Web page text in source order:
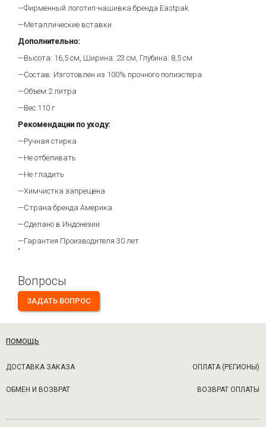
—Фирменный логотип-нашивка бренда Eastpak
—Металлические вставки
Дополнительно:
—Высота: 16,5 см, Ширина: 23 см, Глубина: 8,5 см
—Состав: Изготовлен из 100% прочного полиэстера
—Объем:2 литра
—Вес:110 г
Рекомендации по уходу:
—Ручная стирка
—Не отбеливать
—Не гладить
—Химчистка запрещена
—Страна бренда Америка
—Сделано в Индонезии
—Гарантия Производителя 30 лет
"
Вопросы
ЗАДАТЬ ВОПРОС
ПОМОЩЬ
ДОСТАВКА ЗАКАЗА ОПЛАТА (РЕГИОНЫ)
ОБМЕН И ВОЗВРАТ ВОЗВРАТ ОПЛАТЫ